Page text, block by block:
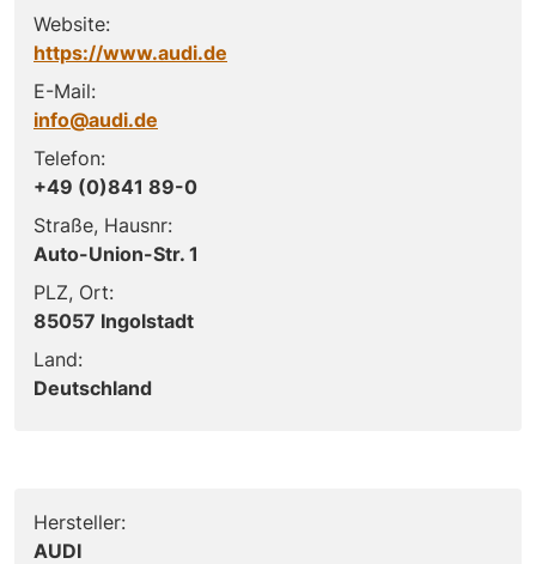
Website:
https://www.audi.de
E-Mail:
info@audi.de
Telefon:
+49 (0)841 89-0
Straße, Hausnr:
Auto-Union-Str. 1
PLZ, Ort:
85057 Ingolstadt
Land:
Deutschland
Hersteller:
AUDI